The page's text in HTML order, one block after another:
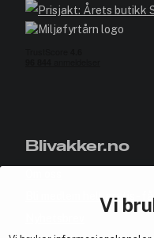
Vi
Blivakker.no
Bli medlem helt gratis -